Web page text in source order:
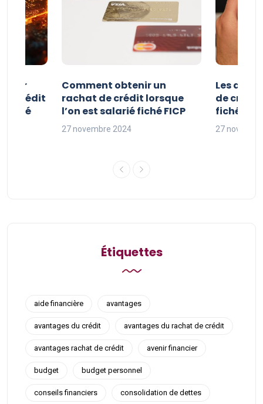
pour
crédit
fiché
Comment obtenir un
rachat de crédit lorsque
l’on est salarié fiché FICP
27 novembre 2024
Les
de crédit
fichés
27
Étiquettes
aide financière avantages
avantages du crédit avantages du rachat de crédit
avantages rachat de crédit avenir financier
budget budget personnel
conseils financiers consolidation de dettes